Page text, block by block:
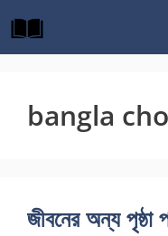
to
content
bangla
জীবনের অন্য